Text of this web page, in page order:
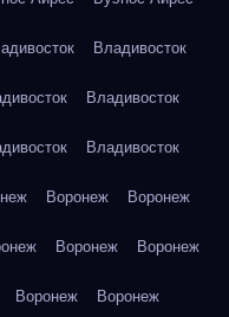
Владивосток
Владивосток
Владивосток
Воронеж Воронеж
Воронеж Воронеж
Воронеж Воронеж